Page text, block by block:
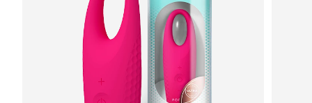
預計送達日期
預計送達日期